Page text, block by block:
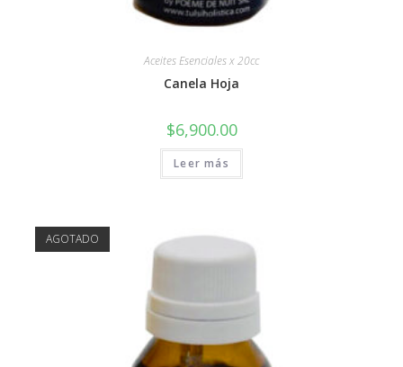
Aceites Esenciales x 20cc
Canela Hoja
$6,900.00
Leer más
AGOTADO